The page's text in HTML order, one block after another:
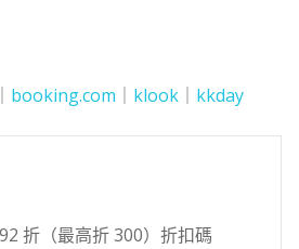
booking.com klook｜ kkday
折（最高折 300）折扣碼